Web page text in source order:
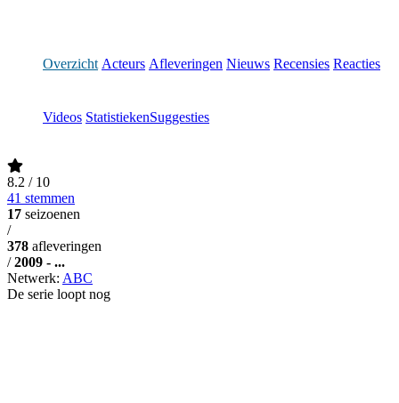
Overzicht Acteurs Afleveringen Nieuws Recensies Reacties
Videos StatistiekenSuggesties
8.2 / 10
41 stemmen
17 seizoenen
/
378 afleveringen
/ 2009 - ...
Netwerk: ABC
De serie loopt nog